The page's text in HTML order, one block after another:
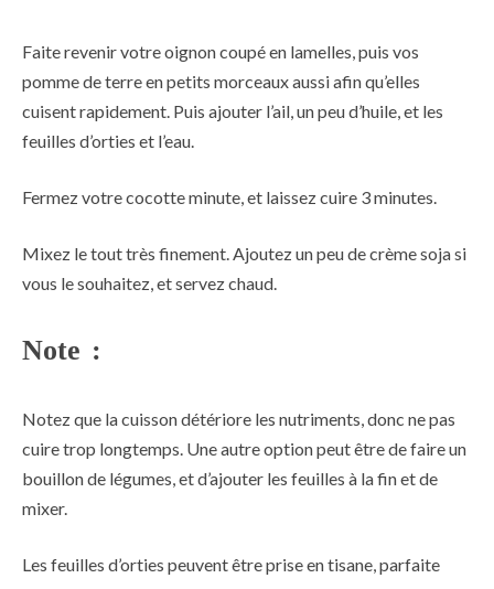
Faite revenir votre oignon coupé en lamelles, puis vos
pomme de terre en petits morceaux aussi afin qu’elles
cuisent rapidement. Puis ajouter l’ail, un peu d’huile, et les
feuilles d’orties et l’eau.
Fermez votre cocotte minute, et laissez cuire 3 minutes.
Mixez le tout très finement. Ajoutez un peu de crème soja si
vous le souhaitez, et servez chaud.
Note :
Notez que la cuisson détériore les nutriments, donc ne pas
cuire trop longtemps. Une autre option peut être de faire un
bouillon de légumes, et d’ajouter les feuilles à la fin et de
mixer.
Les feuilles d’orties peuvent être prise en tisane, parfaite